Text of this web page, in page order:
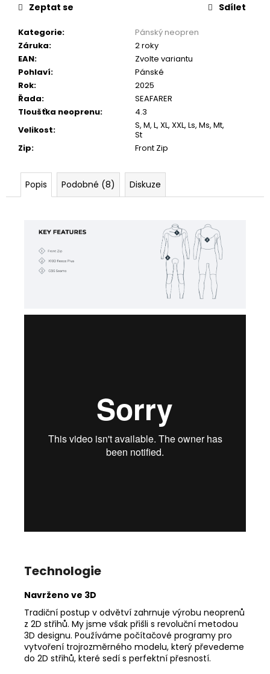
Kategorie:
Pánský neopren
Záruka:
2 roky
EAN:
Zvolte variantu
Pohlaví:
Pánské
Rok:
2025
Řada:
SEAFARER
Tloušťka neoprenu:
4.3
Velikost:
S, M, L, XL, XXL, Ls, Ms, Mt,
St
Zip: Front Zip
Zeptat se Sdílet
Popis Podobné (8) Diskuze
Technologie
Navrženo ve 3D
Tradiční postup v odvětví zahrnuje výrobu neoprenů
z 2D střihů. My jsme však přišli s revoluční metodou
3D designu. Používáme počítačové programy pro
vytvoření trojrozměrného modelu, který převedeme
do 2D střihů, které sedí s perfektní přesností.